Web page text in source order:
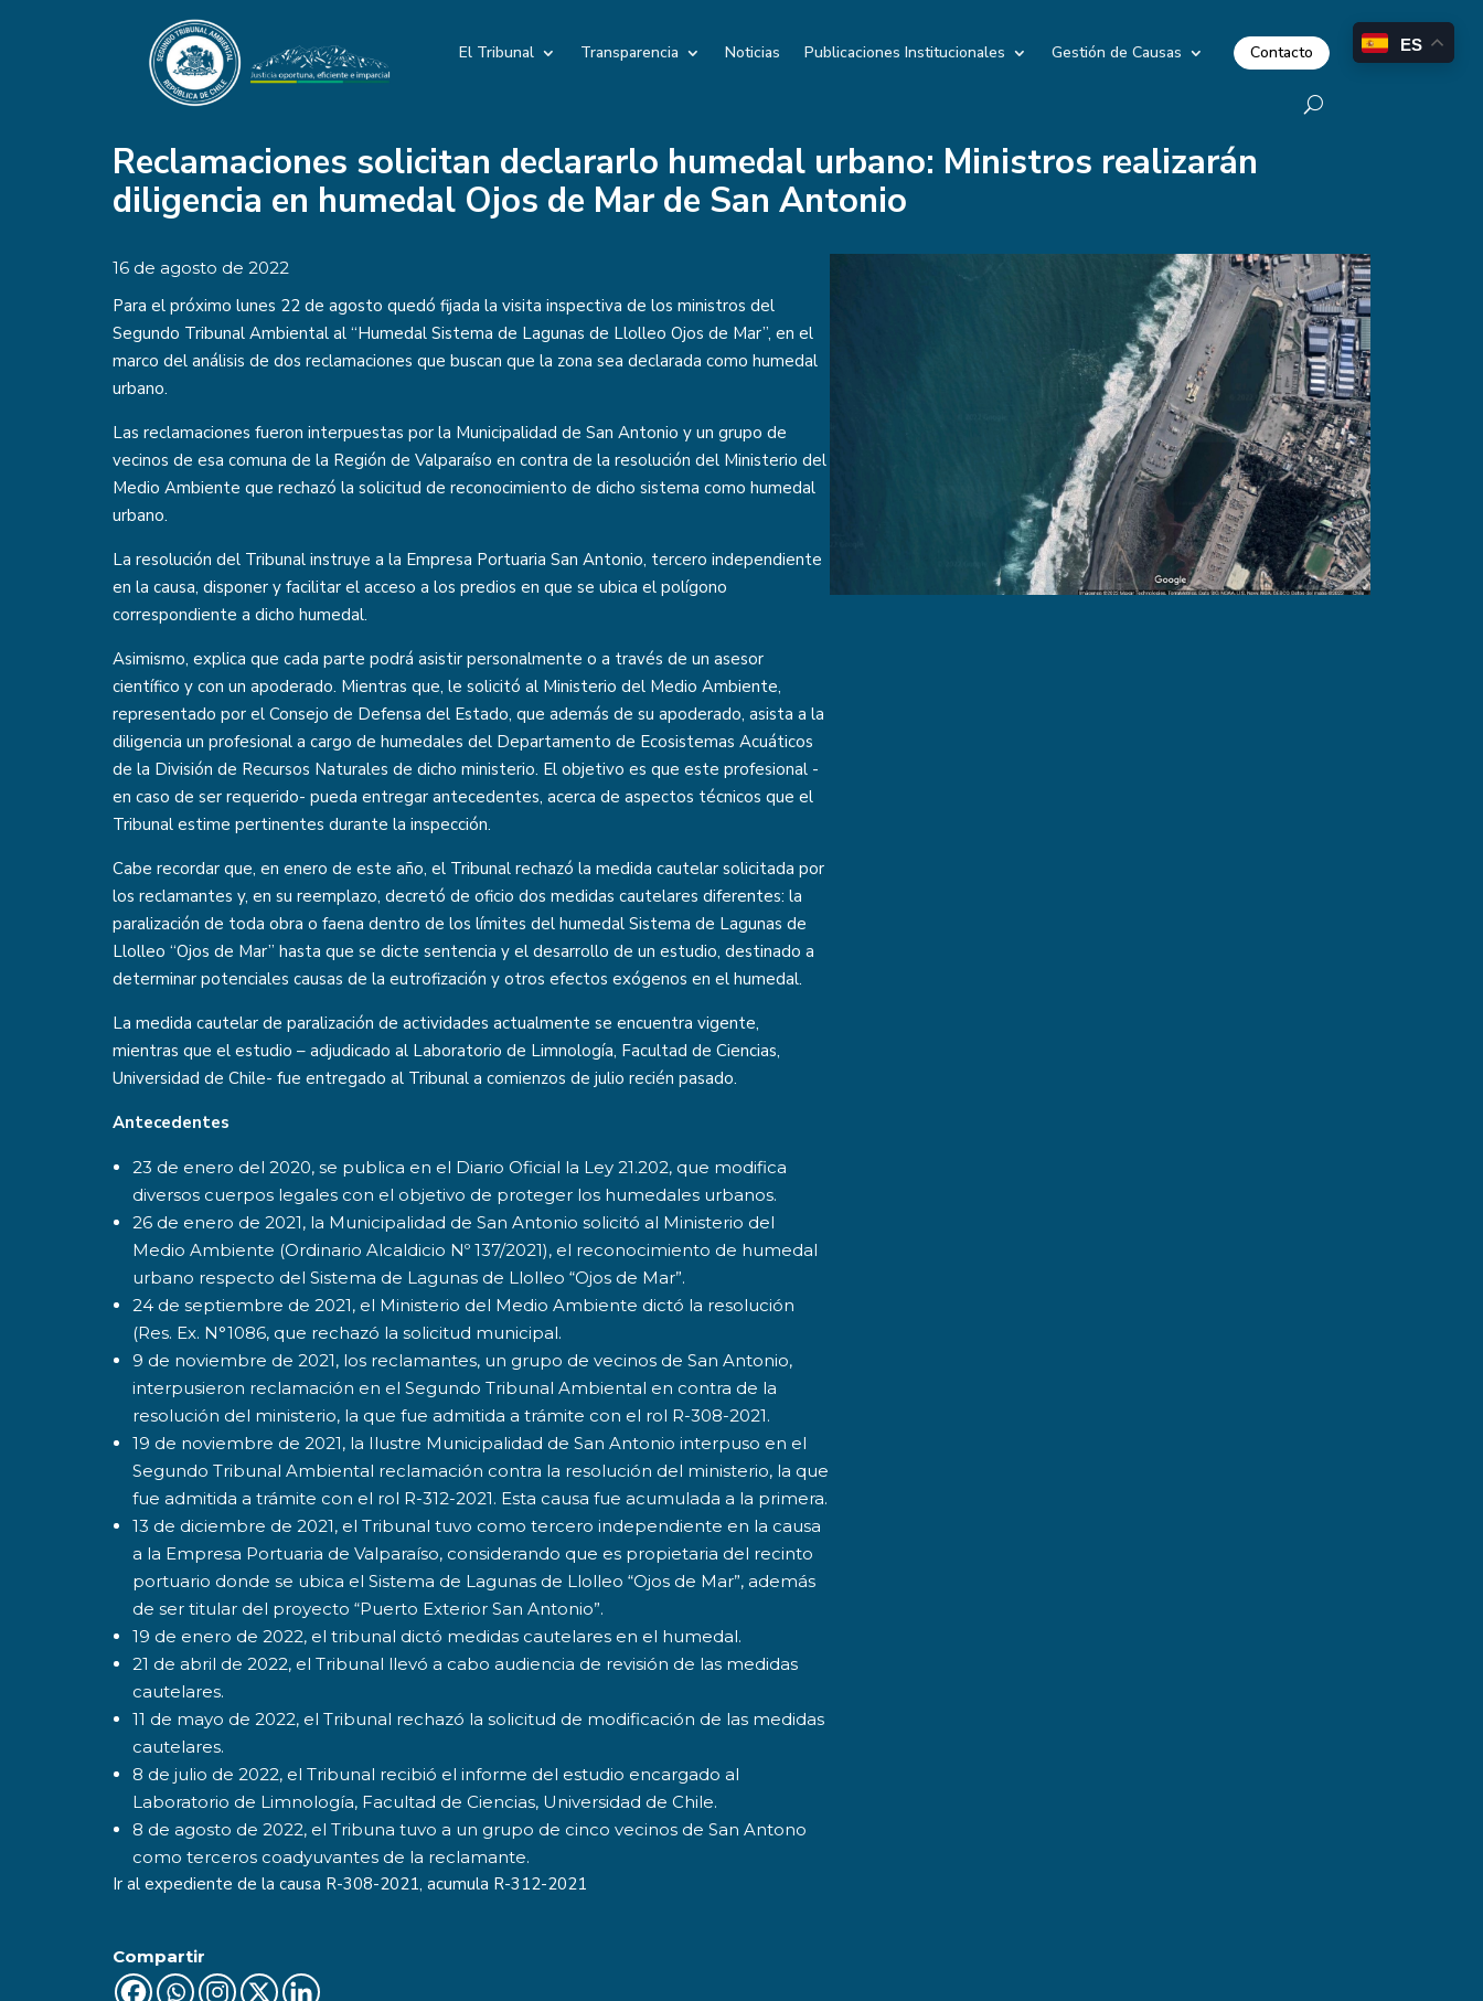
El Tribunal Transparencia Noticias Publicaciones Institucionales Gestión de Causas Contacto
Reclamaciones solicitan declararlo humedal urbano: Ministros realizarán
diligencia en humedal Ojos de Mar de San Antonio
16 de agosto de 2022
Para el próximo lunes 22 de agosto quedó fijada la visita inspectiva de los ministros del
Segundo Tribunal Ambiental al “Humedal Sistema de Lagunas de Llolleo Ojos de Mar”, en el
marco del análisis de dos reclamaciones que buscan que la zona sea declarada como humedal
urbano.
Las reclamaciones fueron interpuestas por la Municipalidad de San Antonio y un grupo de
vecinos de esa comuna de la Región de Valparaíso en contra de la resolución del Ministerio del
Medio Ambiente que rechazó la solicitud de reconocimiento de dicho sistema como humedal
urbano.
La resolución del Tribunal instruye a la Empresa Portuaria San Antonio, tercero independiente
en la causa, disponer y facilitar el acceso a los predios en que se ubica el polígono
correspondiente a dicho humedal.
Asimismo, explica que cada parte podrá asistir personalmente o a través de un asesor
científico y con un apoderado. Mientras que, le solicitó al Ministerio del Medio Ambiente,
representado por el Consejo de Defensa del Estado, que además de su apoderado, asista a la
diligencia un profesional a cargo de humedales del Departamento de Ecosistemas Acuáticos
de la División de Recursos Naturales de dicho ministerio. El objetivo es que este profesional -
en caso de ser requerido- pueda entregar antecedentes, acerca de aspectos técnicos que el
Tribunal estime pertinentes durante la inspección.
Cabe recordar que, en enero de este año, el Tribunal rechazó la medida cautelar solicitada por
los reclamantes y, en su reemplazo, decretó de oficio dos medidas cautelares diferentes: la
paralización de toda obra o faena dentro de los límites del humedal Sistema de Lagunas de
Llolleo “Ojos de Mar” hasta que se dicte sentencia y el desarrollo de un estudio, destinado a
determinar potenciales causas de la eutrofización y otros efectos exógenos en el humedal.
La medida cautelar de paralización de actividades actualmente se encuentra vigente,
mientras que el estudio – adjudicado al Laboratorio de Limnología, Facultad de Ciencias,
Universidad de Chile- fue entregado al Tribunal a comienzos de julio recién pasado.
Antecedentes
23 de enero del 2020, se publica en el Diario Oficial la Ley 21.202, que modifica
diversos cuerpos legales con el objetivo de proteger los humedales urbanos.
26 de enero de 2021, la Municipalidad de San Antonio solicitó al Ministerio del
Medio Ambiente (Ordinario Alcaldicio Nº 137/2021), el reconocimiento de humedal
urbano respecto del Sistema de Lagunas de Llolleo “Ojos de Mar”.
24 de septiembre de 2021, el Ministerio del Medio Ambiente dictó la resolución
(Res. Ex. N°1086, que rechazó la solicitud municipal.
9 de noviembre de 2021, los reclamantes, un grupo de vecinos de San Antonio,
interpusieron reclamación en el Segundo Tribunal Ambiental en contra de la
resolución del ministerio, la que fue admitida a trámite con el rol R-308-2021.
19 de noviembre de 2021, la Ilustre Municipalidad de San Antonio interpuso en el
Segundo Tribunal Ambiental reclamación contra la resolución del ministerio, la que
fue admitida a trámite con el rol R-312-2021. Esta causa fue acumulada a la primera.
13 de diciembre de 2021, el Tribunal tuvo como tercero independiente en la causa
a la Empresa Portuaria de Valparaíso, considerando que es propietaria del recinto
portuario donde se ubica el Sistema de Lagunas de Llolleo “Ojos de Mar”, además
de ser titular del proyecto “Puerto Exterior San Antonio”.
19 de enero de 2022, el tribunal dictó medidas cautelares en el humedal.
21 de abril de 2022, el Tribunal llevó a cabo audiencia de revisión de las medidas
cautelares.
11 de mayo de 2022, el Tribunal rechazó la solicitud de modificación de las medidas
cautelares.
8 de julio de 2022, el Tribunal recibió el informe del estudio encargado al
Laboratorio de Limnología, Facultad de Ciencias, Universidad de Chile.
8 de agosto de 2022, el Tribuna tuvo a un grupo de cinco vecinos de San Antono
como terceros coadyuvantes de la reclamante.
Ir al expediente de la causa R-308-2021, acumula R-312-2021
Compartir
ES